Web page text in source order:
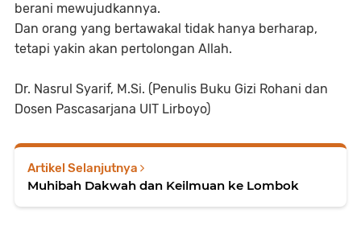
berani mewujudkannya.
Dan orang yang bertawakal tidak hanya berharap,
tetapi yakin akan pertolongan Allah.
Dr. Nasrul Syarif, M.Si. (Penulis Buku Gizi Rohani dan
Dosen Pascasarjana UIT Lirboyo)
Artikel Selanjutnya
Muhibah Dakwah dan Keilmuan ke Lombok